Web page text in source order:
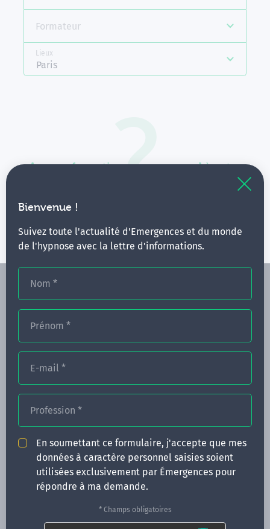
Bienvenue !
Suivez toute l'actualité d'Emergences et du monde
de l'hypnose avec la lettre d'informations.
Nom *
Prénom *
E-mail *
Profession *
En soumettant ce formulaire, j'accepte que mes
données à caractère personnel saisies soient
utilisées exclusivement par Émergences pour
répondre à ma demande.
* Champs obligatoires
Formateur
Lieux
Paris
Aucune formation ne correspond à votre
Vous pouvez renouveler votre requête en élargissant
FORMATIONS
NOS FORMATEURS
ACTUALITÉS
INFOS PRATIQUES
Qui sommes-nous ?